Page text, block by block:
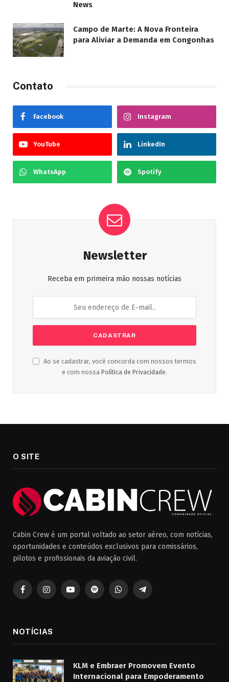
News
Campo de Marte: A Nova Fronteira
para Aliviar a Demanda em Congonhas
Contato
Facebook Instagram
YouTube LinkedIn
WhatsApp Spotify
Newsletter
Receba em primeira mão nossas notícias
Ao se cadastrar, você concorda com nossos termos
e com nossa Política de Privacidade.
O SITE
Cabin Crew é um portal voltado ao setor aéreo, com notícias,
oportunidades e conteúdos exclusivos para comissários,
pilotos e profissionais da aviação civil.
FacebookInstagramYouTubeSpotifyWhatsAppTelegrama
NOTÍCIAS
KLM e Embraer Promovem Evento
Internacional para Empoderamento